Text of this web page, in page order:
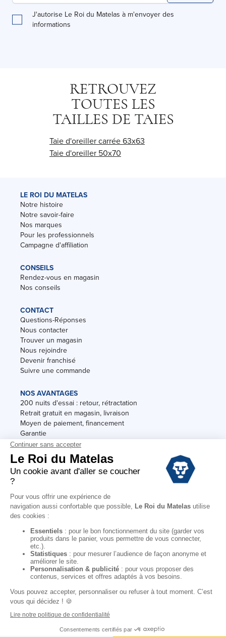
J'autorise Le Roi du Matelas à m'envoyer des
informations
RETROUVEZ
TOUTES LES
TAILLES DE TAIES
Taie d'oreiller carrée 63x63
Taie d'oreiller 50x70
LE ROI DU MATELAS
Notre histoire
Notre savoir-faire
Nos marques
Pour les professionnels
Campagne d'affiliation
CONSEILS
Rendez-vous en magasin
Nos conseils
CONTACT
Questions-Réponses
Nous contacter
Trouver un magasin
Nous rejoindre
Devenir franchisé
Suivre une commande
NOS AVANTAGES
200 nuits d'essai : retour, rétractation
Retrait gratuit en magasin, livraison
Moyen de paiement, financement
Garantie
Conditions des offres
Soldes
Conditions Générales de vente magasin
Conditions Générales de vente internet
Mentions Légales
Données personnelles
Codes promo Le Roi du Matelas
Copyright © 2022. All rights reserved.